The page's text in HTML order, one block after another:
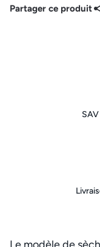
Partager ce produit